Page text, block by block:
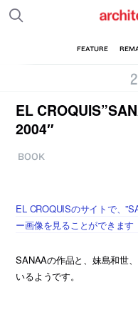
EL
2004″
BOOK
EL CROQUISのサイトで、
ー画像を見ることができます
SANAAの作品と、妹島和世
いるようです。